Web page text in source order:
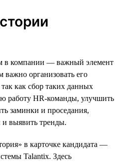
в компании — важный элемент
важно организовать его
как сбор таких данных
работу HR-команды, улучшить
заминки и проседания,
и выявить тренды.
в карточке кандидата —
Talantix. Здесь